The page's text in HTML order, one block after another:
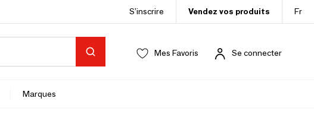
S’inscrire Vendez vos produits Fr
Mes Favoris Se connecter
Marques